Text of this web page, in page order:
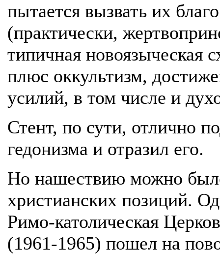
пытается вызвать их
(практически,
типичная новоязыческая
плюс оккультизм,
усилий, в том числе и
Стент, по сути, отлично
гедонизма и отразил его.
Но нашествию можно
христианских позиций.
Римо-католическая
(1961-1965) пошел на